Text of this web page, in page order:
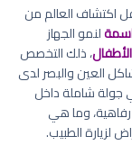
اكتشاف العالم من
لنمو الجهاز
، ذلك التخصص
العين والبصر لدى
جولة شاملة داخل
رفاهية، وما هي
لزيارة الطبيب.